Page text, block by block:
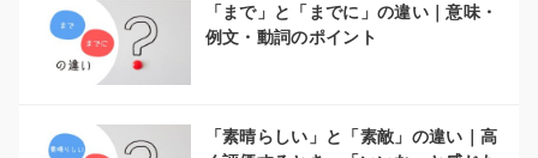
「まで」と「までに」の違い｜意味・
例文・動詞のポイント
「素晴らしい」と「素敵」の違い｜高